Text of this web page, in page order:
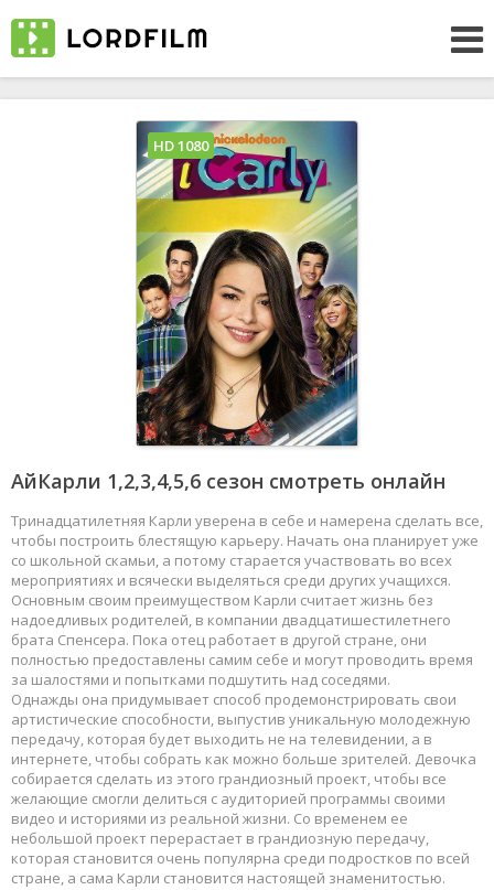
АйКарли 1,2,3,4,5,6 сезон смотреть онлайн
Тринадцатилетняя Карли уверена в себе и намерена сделать все,
чтобы построить блестящую карьеру. Начать она планирует уже
со школьной скамьи, а потому старается участвовать во всех
мероприятиях и всячески выделяться среди других учащихся.
Основным своим преимуществом Карли считает жизнь без
надоедливых родителей, в компании двадцатишестилетнего
брата Спенсера. Пока отец работает в другой стране, они
полностью предоставлены самим себе и могут проводить время
за шалостями и попытками подшутить над соседями.
Однажды она придумывает способ продемонстрировать свои
артистические способности, выпустив уникальную молодежную
передачу, которая будет выходить не на телевидении, а в
интернете, чтобы собрать как можно больше зрителей. Девочка
собирается сделать из этого грандиозный проект, чтобы все
желающие смогли делиться с аудиторией программы своими
видео и историями из реальной жизни. Со временем ее
небольшой проект перерастает в грандиозную передачу,
которая становится очень популярна среди подростков по всей
стране, а сама Карли становится настоящей знаменитостью.
HD 1080